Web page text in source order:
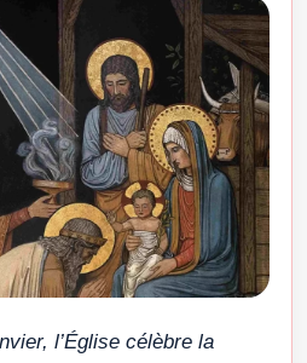
l’Église célèbre la